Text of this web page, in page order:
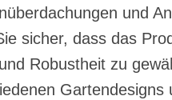
und
sicher, dass das
Robustheit zu
Gartendesigns